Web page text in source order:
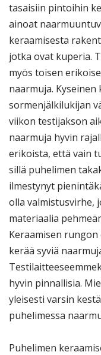
tasaisiin pintoihin
ainoat
keraamisesta
jotka ovat kuperia.
myös toisen
naarmuja.
sormenjälkilukijan
viikon testijakson
naarmuja hyvin
erikoista, että vain
sillä puhelimen
ilmestynyt
olla valmistusvirhe,
materiaalia
Keraamisen
kerää syviä
hyvin pinnallisia.
yleisesti varsin
puhelimessa
Puhelimen